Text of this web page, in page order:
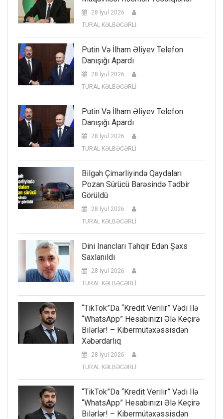
28 İyul 2026
TURAL KƏLBƏCƏRLİ
Putin Və İlham Əliyev Telefon
Danışığı Apardı
28 İyul 2026
TURAL KƏLBƏCƏRLİ
Putin Və İlham Əliyev Telefon
Danışığı Apardı
28 İyul 2026
TURAL KƏLBƏCƏRLİ
Bilgəh Çimərliyində Qaydaları
Pozan Sürücü Barəsində Tədbir
Görüldü
28 İyul 2026
TURAL KƏLBƏCƏRLİ
Dini Inancları Təhqir Edən Şəxs
Saxlanıldı
28 İyul 2026
TURAL KƏLBƏCƏRLİ
“TikTok”da “kredit Verilir” Vədi Ilə
“WhatsApp” Hesabınızı Ələ Keçirə
Bilərlər! – Kibermütəxəssisdən
Xəbərdarlıq
28 İyul 2026
TURAL KƏLBƏCƏRLİ
“TikTok”da “kredit Verilir” Vədi Ilə
“WhatsApp” Hesabınızı Ələ Keçirə
Bilərlər! – Kibermütəxəssisdən